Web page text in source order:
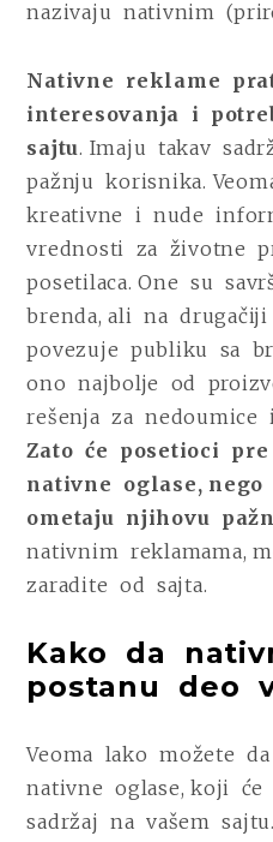
nazivaju nativnim
Nativne reklame
interesovanja i
sajtu. Imaju takav
pažnju korisnika.
kreativne i nude
vrednosti za životne
posetilaca. One su
brenda, ali na
povezuje publiku sa
ono najbolje od
rešenja za
Zato će posetioci
nativne oglase,
ometaju njihovu
nativnim reklamama,
zaradite od sajta.
Kako da
postanu deo
Veoma lako možete
nativne oglase, koji
sadržaj na vašem